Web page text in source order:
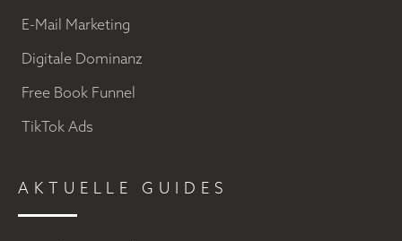
E-Mail Marketing
Digitale Dominanz
Free Book Funnel
TikTok Ads
AKTUELLE GUIDES